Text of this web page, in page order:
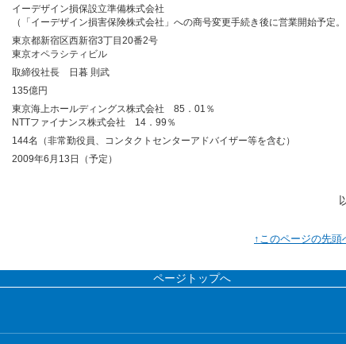
イーデザイン損保設立準備株式会社
（「イーデザイン損害保険株式会社」への商号変更手続き後に営業開始予定。
東京都新宿区西新宿3丁目20番2号
東京オペラシティビル
取締役社長 日暮 則武
135億円
東京海上ホールディングス株式会社 85．01％
NTTファイナンス株式会社 14．99％
144名（非常勤役員、コンタクトセンターアドバイザー等を含む）
2009年6月13日（予定）
↑このページの先頭
ページトップへ